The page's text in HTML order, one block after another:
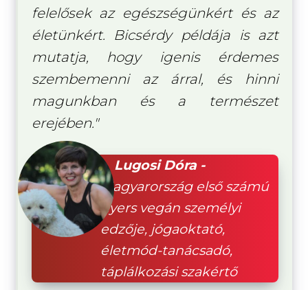
felelősek az egészségünkért és az
életünkért. Bicsérdy példája is azt
mutatja, hogy igenis érdemes
szembemenni az árral, és hinni
magunkban és a természet
erejében."
Lugosi Dóra -
Magyarország első számú
nyers vegán személyi
edzője, jógaoktató,
életmód-tanácsadó,
táplálkozási szakértő